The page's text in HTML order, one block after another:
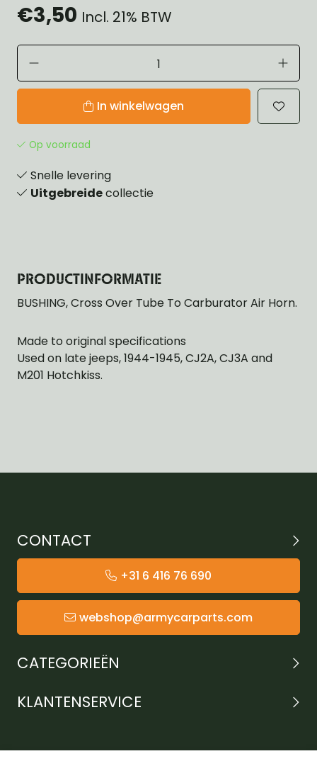
€3,50 Incl. 21% BTW
In winkelwagen
Op voorraad
Snelle levering
Uitgebreidecollectie
PRODUCTINFORMATIE
BUSHING, Cross Over Tube To Carburator Air Horn.
Made to original specifications
Used on late jeeps, 1944-1945, CJ2A, CJ3A and
M201 Hotchkiss.
CONTACT
+31 6 416 76 690
webshop@armycarparts.com
CATEGORIEËN
KLANTENSERVICE